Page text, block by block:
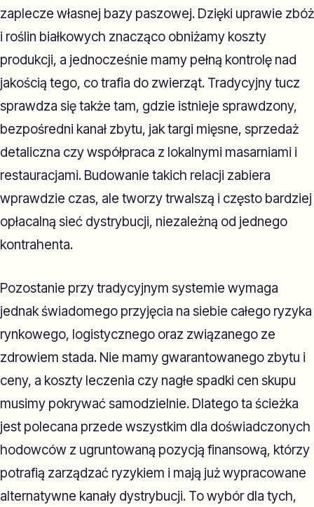
zaplecze własnej bazy paszowej. Dzięki uprawie zbóż
i roślin białkowych znacząco obniżamy koszty
produkcji, a jednocześnie mamy pełną kontrolę nad
jakością tego, co trafia do zwierząt. Tradycyjny tucz
sprawdza się także tam, gdzie istnieje sprawdzony,
bezpośredni kanał zbytu, jak targi mięsne, sprzedaż
detaliczna czy współpraca z lokalnymi masarniami i
restauracjami. Budowanie takich relacji zabiera
wprawdzie czas, ale tworzy trwalszą i często bardziej
opłacalną sieć dystrybucji, niezależną od jednego
kontrahenta.
Pozostanie przy tradycyjnym systemie wymaga
jednak świadomego przyjęcia na siebie całego ryzyka
rynkowego, logistycznego oraz związanego ze
zdrowiem stada. Nie mamy gwarantowanego zbytu i
ceny, a koszty leczenia czy nagłe spadki cen skupu
musimy pokrywać samodzielnie. Dlatego ta ścieżka
jest polecana przede wszystkim dla doświadczonych
hodowców z ugruntowaną pozycją finansową, którzy
potrafią zarządzać ryzykiem i mają już wypracowane
alternatywne kanały dystrybucji. To wybór dla tych,